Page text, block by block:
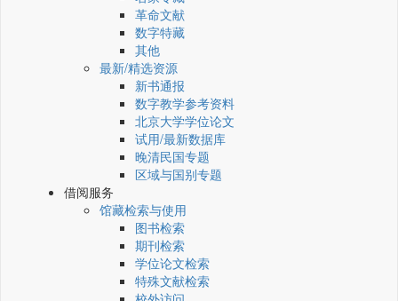
革命文献
数字特藏
其他
最新/精选资源
新书通报
数字教学参考资料
北京大学学位论文
试用/最新数据库
晚清民国专题
区域与国别专题
借阅服务
馆藏检索与使用
图书检索
期刊检索
学位论文检索
特殊文献检索